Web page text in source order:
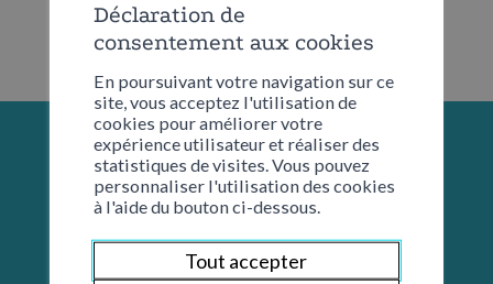
Déclaration de
consentement aux cookies
En poursuivant votre navigation sur ce
site, vous acceptez l'utilisation de
cookies pour améliorer votre
expérience utilisateur et réaliser des
statistiques de visites. Vous pouvez
personnaliser l'utilisation des cookies
à l'aide du bouton ci-dessous.
Tout accepter